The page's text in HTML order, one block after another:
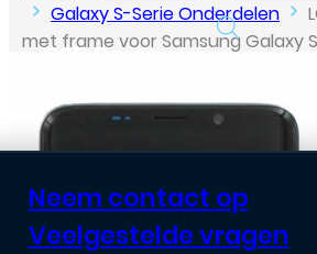
B2B Portaal
Klantenservice
Neem contact op
Veelgestelde vragen
Galaxy S-Serie Onderdelen
met frame voor Samsung Galaxy